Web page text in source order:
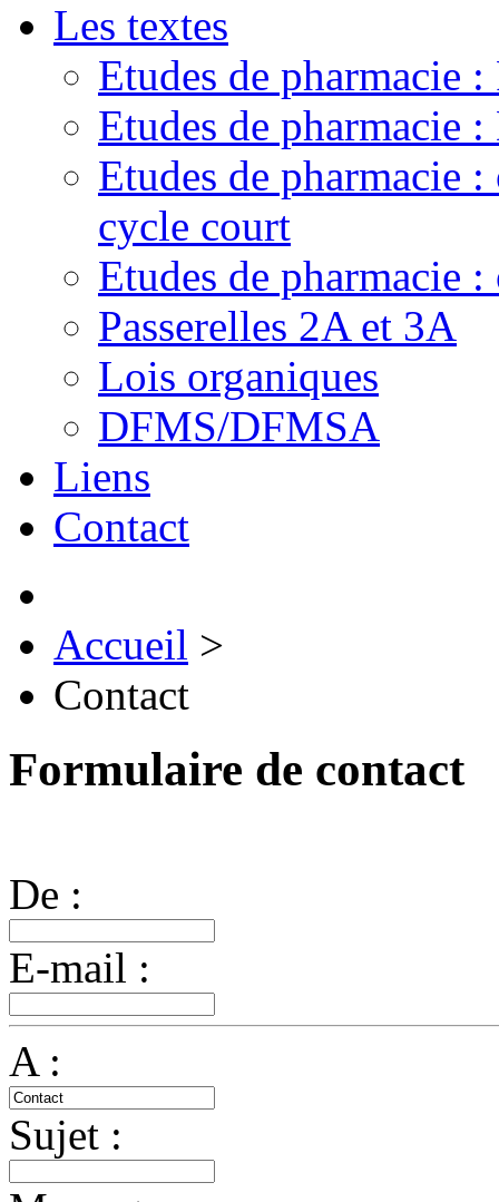
Les textes
Etudes de pharmacie :
Etudes de pharmacie
Etudes de pharmacie
cycle court
Etudes de pharmacie
Passerelles 2A et 3A
Lois organiques
DFMS/DFMSA
Liens
Contact
Accueil >
Contact
Formulaire de contact
De :
E-mail :
A :
Sujet :